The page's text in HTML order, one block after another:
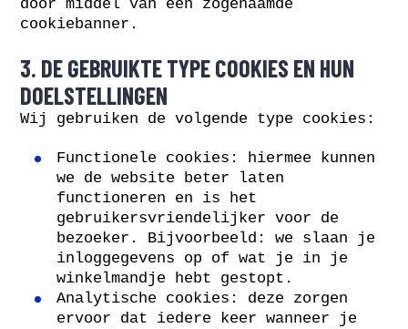
door middel van een zogenaamde
cookiebanner.
3. DE GEBRUIKTE TYPE COOKIES EN HUN
DOELSTELLINGEN
Wij gebruiken de volgende type cookies:
Functionele cookies: hiermee kunnen
we de website beter laten
functioneren en is het
gebruikersvriendelijker voor de
bezoeker. Bijvoorbeeld: we slaan je
inloggegevens op of wat je in je
winkelmandje hebt gestopt.
Analytische cookies: deze zorgen
ervoor dat iedere keer wanneer je